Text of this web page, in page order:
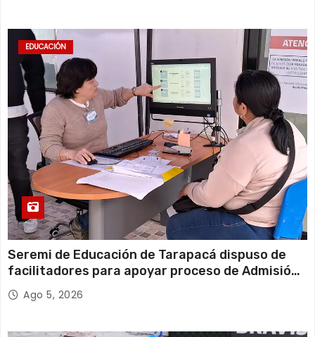
EDUCACIÓN
Seremi de Educación de Tarapacá dispuso de
facilitadores para apoyar proceso de Admisión
Escolar 2027
Ago 5, 2026